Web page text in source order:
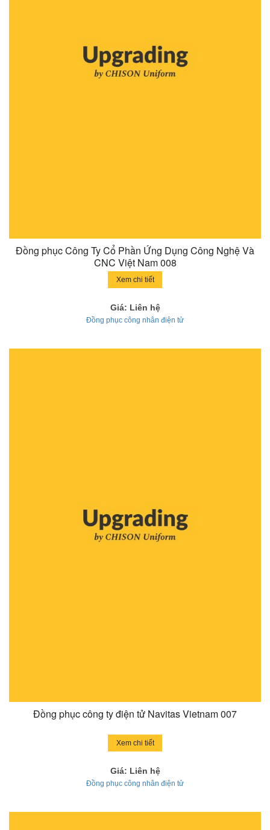
Đồng phục Công Ty Cổ Phần Ứng Dụng Công Nghệ Và
CNC Việt Nam 008
Xem chi tiết
Giá: Liên hệ
Đồng phục công nhân điện tử
Đồng phục công ty điện tử Navitas Vietnam 007
Xem chi tiết
Giá: Liên hệ
Đồng phục công nhân điện tử